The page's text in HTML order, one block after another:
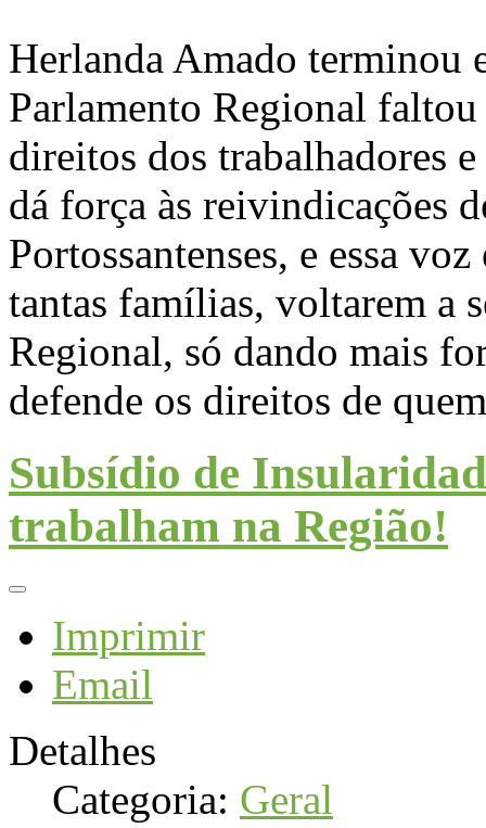
Herlanda Amado terminou
Parlamento Regional
direitos dos trabalhadores
dá força às reivindicações
Portossantenses, e essa
tantas famílias, voltarem a
Regional, só dando mais
defende os direitos de
Subsídio de
trabalham na Região!
Imprimir
Email
Detalhes
Categoria: Geral